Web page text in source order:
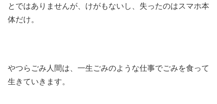
とではありませんが、けがもないし、失ったのはスマホ本
体だけ。
やつらごみ人間は、一生ごみのような仕事でごみを食って
生きていきます。